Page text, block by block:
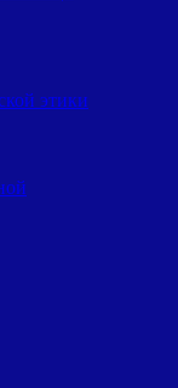
этики